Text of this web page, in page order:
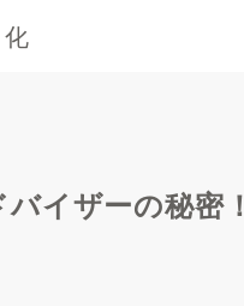
バイザーの秘